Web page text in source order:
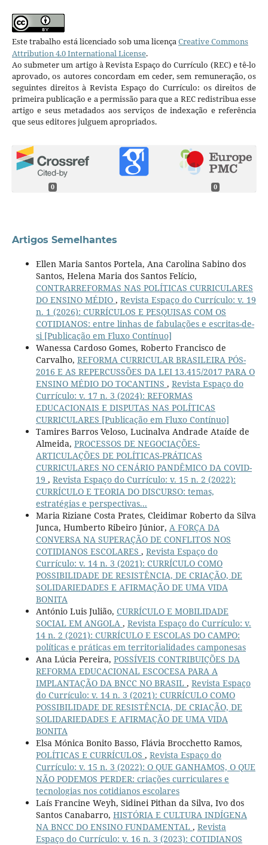
Este trabalho está licenciado sob uma licença Creative Commons
Attribution 4.0 International License.
Ao submeter um artigo à Revista Espaço do Currículo (REC) e tê-lo
aprovado, os autores concordam em ceder, sem remuneração, os
seguintes direitos à Revista Espaço do Currículo: os direitos de
primeira publicação e a permissão para que a REC redistribua esse
artigo e seus metadados aos serviços de indexação e referência
que seus editores julguem apropriados.
0 0
Artigos Semelhantes
Ellen Maria Santos Portela, Ana Carolina Sabino dos
Santos, Helena Maria dos Santos Felício,
CONTRARREFORMAS NAS POLÍTICAS CURRICULARES
DO ENSINO MÉDIO , Revista Espaço do Currículo: v. 19
n. 1 (2026): CURRÍCULOS E PESQUISAS COM OS
COTIDIANOS: entre linhas de fabulações e escritas-de-
si [Publicação em Fluxo Contínuo]
Wanessa Cardoso Gomes, Roberto Francisco de
Carvalho, REFORMA CURRICULAR BRASILEIRA PÓS-
2016 E AS REPERCUSSÕES DA LEI 13.415/2017 PARA O
ENSINO MÉDIO DO TOCANTINS , Revista Espaço do
Currículo: v. 17 n. 3 (2024): REFORMAS
EDUCACIONAIS E DISPUTAS NAS POLÍTICAS
CURRICULARES [Publicação em Fluxo Contínuo]
Tamires Barros Veloso, Lucinalva Andrade Ataíde de
Almeida, PROCESSOS DE NEGOCIAÇÕES-
ARTICULAÇÕES DE POLÍTICAS-PRÁTICAS
CURRICULARES NO CENÁRIO PANDÊMICO DA COVID-
19 , Revista Espaço do Currículo: v. 15 n. 2 (2022):
CURRÍCULO E TEORIA DO DISCURSO: temas,
estratégias e perspectivas...
Maria Riziane Costa Prates, Cleidimar Roberto da Silva
Junca, Humberto Ribeiro Júnior, A FORÇA DA
CONVERSA NA SUPERAÇÃO DE CONFLITOS NOS
COTIDIANOS ESCOLARES , Revista Espaço do
Currículo: v. 14 n. 3 (2021): CURRÍCULO COMO
POSSIBILIDADE DE RESISTÊNCIA, DE CRIAÇÃO, DE
SOLIDARIEDADES E AFIRMAÇÃO DE UMA VIDA
BONITA
António Luis Julião, CURRÍCULO E MOBILIDADE
SOCIAL EM ANGOLA , Revista Espaço do Currículo: v.
14 n. 2 (2021): CURRÍCULO E ESCOLAS DO CAMPO:
políticas e práticas em territorialidades camponesas
Ana Lúcia Pereira, POSSÍVEIS CONTRIBUIÇÕES DA
REFORMA EDUCACIONAL ESCOCESA PARA A
IMPLANTAÇÃO DA BNCC NO BRASIL , Revista Espaço
do Currículo: v. 14 n. 3 (2021): CURRÍCULO COMO
POSSIBILIDADE DE RESISTÊNCIA, DE CRIAÇÃO, DE
SOLIDARIEDADES E AFIRMAÇÃO DE UMA VIDA
BONITA
Elsa Mónica Bonito Basso, Flávia Brocchetto Ramos,
POLÍTICAS E CURRÍCULOS , Revista Espaço do
Currículo: v. 15 n. 3 (2022): O QUE GANHAMOS, O QUE
NÃO PODEMOS PERDER: criações curriculares e
tecnologias nos cotidianos escolares
Laís Francine Weyh, Sidinei Pithan da Silva, Ivo dos
Santos Canabarro, HISTÓRIA E CULTURA INDÍGENA
NA BNCC DO ENSINO FUNDAMENTAL , Revista
Espaço do Currículo: v. 16 n. 3 (2023): COTIDIANOS